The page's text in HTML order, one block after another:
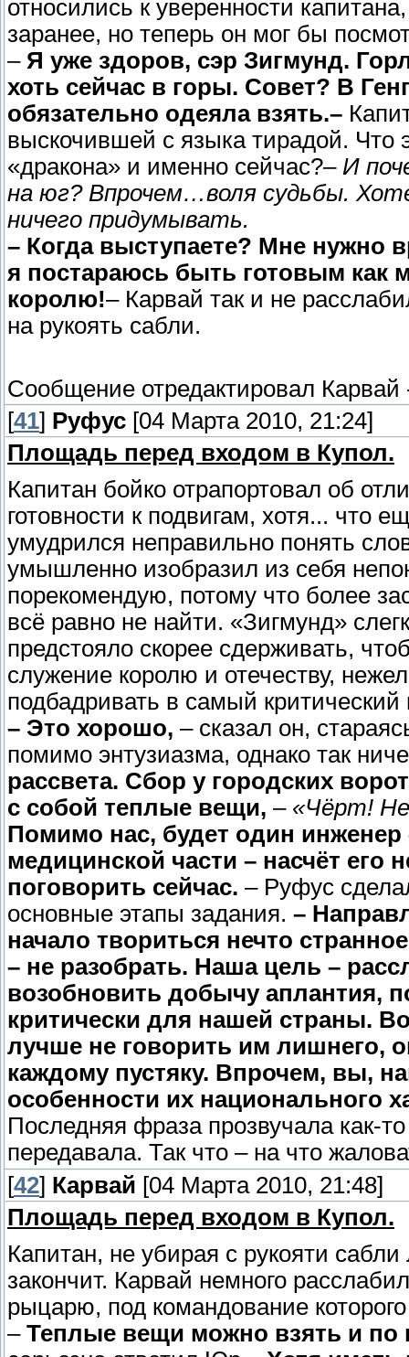
относились к уверенности
заранее, но теперь он мог бы
– Я уже здоров, сэр Зигмунд.
хоть сейчас в горы. Совет? В
обязательно одеяла взять.–
выскочившей с языка тирадой. Что
«дракона» и именно сейчас?– И
на юг? Впрочем…воля судьбы.
ничего придумывать.
– Когда выступаете? Мне нужно
я постараюсь быть готовым как
королю!– Карвай так и не
на рукоять сабли.
Сообщение отредактировал Карвай
[41] Руфус [04 Марта 2010, 21:24]
Площадь перед входом в Купол.
Капитан бойко отрапортовал об
готовности к подвигам, хотя... что
умудрился неправильно понять
умышленно изобразил из себя
порекомендую, потому что более
всё равно не найти. «Зигмунд»
предстояло скорее сдерживать,
служение королю и отечеству,
подбадривать в самый критический
– Это хорошо, – сказал он,
помимо энтузиазма, однако так
рассвета. Сбор у городских
с собой теплые вещи, – «Чёрт! Не
Помимо нас, будет один
медицинской части – насчёт его
поговорить сейчас. – Руфус
основные этапы задания. –
начало твориться нечто
– не разобрать. Наша цель –
возобновить добычу аплантия,
критически для нашей страны.
лучше не говорить им лишнего,
каждому пустяку. Впрочем, вы,
особенности их национального
Последняя фраза прозвучала как-
передавала. Так что – на что
[42] Карвай [04 Марта 2010, 21:48]
Площадь перед входом в Купол.
Капитан, не убирая с рукояти
закончит. Карвай немного
рыцарю, под командование
– Теплые вещи можно взять и по